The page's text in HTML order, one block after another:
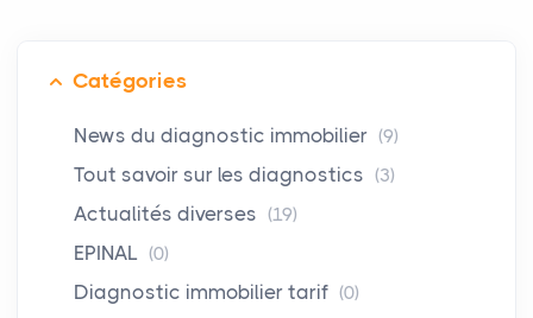
Catégories
News du diagnostic immobilier (9)
Tout savoir sur les diagnostics (3)
Actualités diverses (19)
EPINAL (0)
Diagnostic immobilier tarif (0)